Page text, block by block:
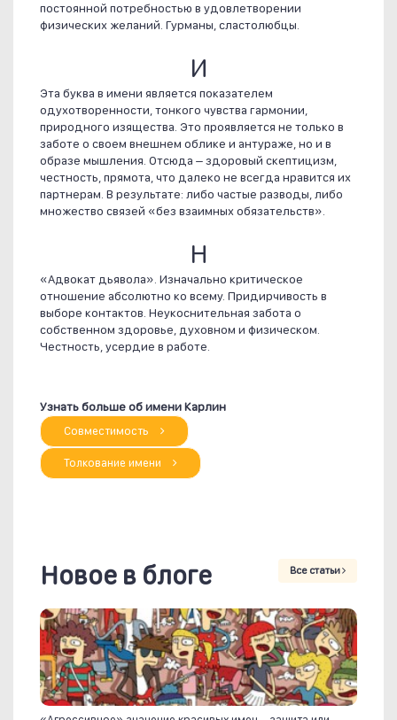
постоянной потребностью в удовлетворении
физических желаний. Гурманы, сластолюбцы.
И
Эта буква в имени является показателем
одухотворенности, тонкого чувства гармонии,
природного изящества. Это проявляется не только в
заботе о своем внешнем облике и антураже, но и в
образе мышления. Отсюда – здоровый скептицизм,
честность, прямота, что далеко не всегда нравится их
партнерам. В результате: либо частые разводы, либо
множество связей «без взаимных обязательств».
Н
«Адвокат дьявола». Изначально критическое
отношение абсолютно ко всему. Придирчивость в
выборе контактов. Неукоснительная забота о
собственном здоровье, духовном и физическом.
Честность, усердие в работе.
Узнать больше об имени Карлин
Совместимость
Толкование имени
Новое в блоге Все статьи